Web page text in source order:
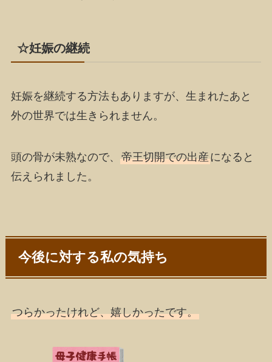
☆妊娠の継続
妊娠を継続する方法もありますが、 生まれたあと
外の世界では生きられません。
頭の骨が未熟なので、 帝王切開での出産になると
伝えられました。
今後に対する私の気持ち
つらかったけれど、嬉しかったです。